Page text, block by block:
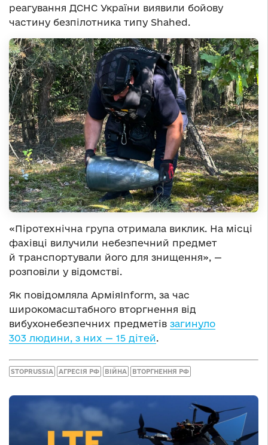
реагування ДСНС України виявили бойову
частину безпілотника типу Shahed.
«Піротехнічна група отримала виклик. На місці
фахівці вилучили небезпечний предмет
й транспортували його для знищення», —
розповіли у відомстві.
Як повідомляла АрміяInform, за час
широкомасштабного вторгнення від
вибухонебезпечних предметів загинуло
303 людини, з них — 15 дітей.
STOPRUSSIA АГРЕСІЯ РФ ВІЙНА ВТОРГНЕННЯ РФ